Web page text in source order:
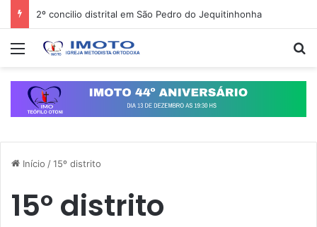
2º concilio distrital em São Pedro do Jequitinhonha
Menu
Início /15º distrito
15º distrito